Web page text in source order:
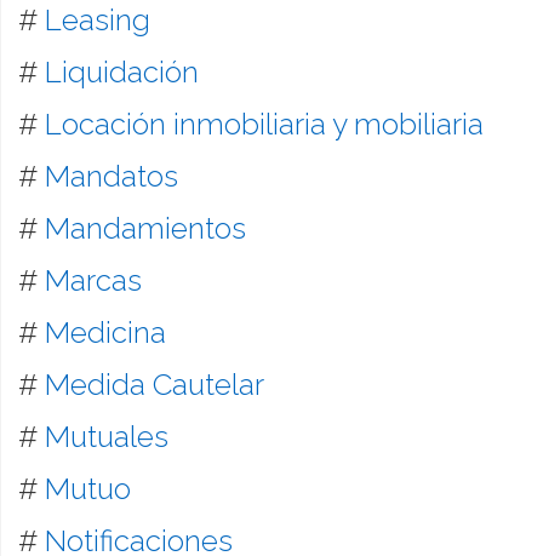
# Leasing
# Liquidación
# Locación inmobiliaria y mobiliaria
# Mandatos
# Mandamientos
# Marcas
# Medicina
# Medida Cautelar
# Mutuales
# Mutuo
# Notificaciones